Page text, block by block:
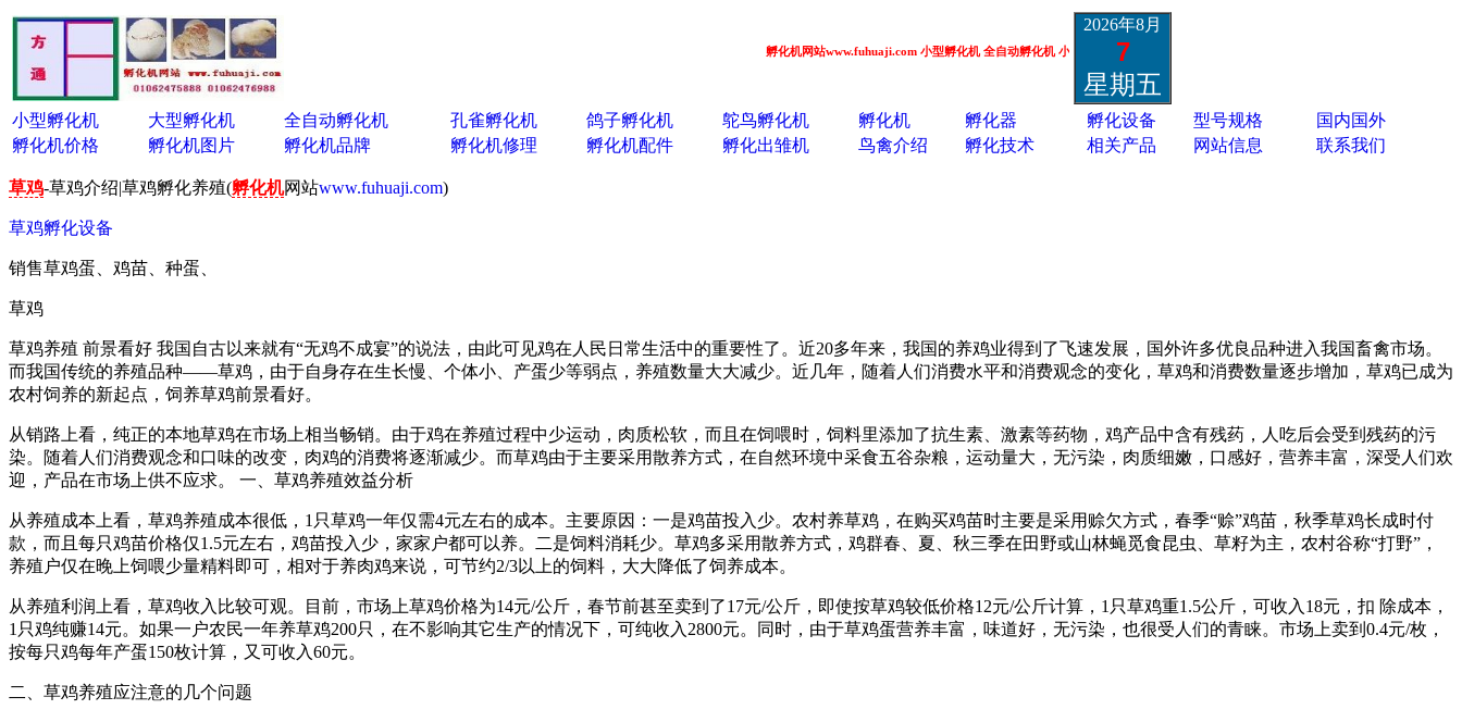
孵化机网站www.fuhuaji.com 小型孵化机 全自动孵化机 小鸡鸭鹅孔雀孵化机 鸵鸟黑天鹅孵化机 蛋类胚胎疫苗孵化机 13801337988
2026年8月
7
星期五
小型孵化机 大型孵化机 全自动孵化机 孔雀孵化机 鸽子孵化机 鸵鸟孵化机 孵化机 孵化器 孵化设备 型号规格
国内国外
孵化机价格
孵化机图片 孵化机品牌 孵化机修理 孵化机配件 孵化出雏机 鸟禽介绍 孵化技术 相关产品 网站信息 联系我们
草鸡-草鸡介绍|草鸡孵化养殖(孵化机网站www.fuhuaji.com)
草鸡孵化设备
销售草鸡蛋、鸡苗、种蛋、
草鸡
草鸡养殖 前景看好 我国自古以来就有“无鸡不成宴”的说法，由此可见鸡在人民日常生活中的重要性了。近20多年来，我国的养鸡业得到了飞速发展，国外许多优良品种进入我国畜禽市场。
而我国传统的养殖品种——草鸡，由于自身存在生长慢、个体小、产蛋少等弱点，养殖数量大大减少。近几年，随着人们消费水平和消费观念的变化，草鸡和消费数量逐步增加，草鸡已成为
农村饲养的新起点，饲养草鸡前景看好。
从销路上看，纯正的本地草鸡在市场上相当畅销。由于鸡在养殖过程中少运动，肉质松软，而且在饲喂时，饲料里添加了抗生素、激素等药物，鸡产品中含有残药，人吃后会受到残药的污
染。随着人们消费观念和口味的改变，肉鸡的消费将逐渐减少。而草鸡由于主要采用散养方式，在自然环境中采食五谷杂粮，运动量大，无污染，肉质细嫩，口感好，营养丰富，深受人们欢
迎，产品在市场上供不应求。 一、草鸡养殖效益分析
从养殖成本上看，草鸡养殖成本很低，1只草鸡一年仅需4元左右的成本。主要原因：一是鸡苗投入少。农村养草鸡，在购买鸡苗时主要是采用赊欠方式，春季“赊”鸡苗，秋季草鸡长成时付
款，而且每只鸡苗价格仅1.5元左右，鸡苗投入少，家家户都可以养。二是饲料消耗少。草鸡多采用散养方式，鸡群春、夏、秋三季在田野或山林蝇觅食昆虫、草籽为主，农村谷称“打野”，
养殖户仅在晚上饲喂少量精料即可，相对于养肉鸡来说，可节约2/3以上的饲料，大大降低了饲养成本。
从养殖利润上看，草鸡收入比较可观。目前，市场上草鸡价格为14元/公斤，春节前甚至卖到了17元/公斤，即使按草鸡较低价格12元/公斤计算，1只草鸡重1.5公斤，可收入18元，扣 除成本，
1只鸡纯赚14元。如果一户农民一年养草鸡200只，在不影响其它生产的情况下，可纯收入2800元。同时，由于草鸡蛋营养丰富，味道好，无污染，也很受人们的青睐。市场上卖到0.4元/枚，
按每只鸡每年产蛋150枚计算，又可收入60元。
二、草鸡养殖应注意的几个问题